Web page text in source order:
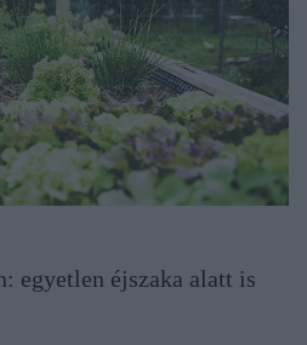
egyetlen éjszaka alatt is